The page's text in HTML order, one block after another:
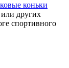
коньки
других
спортивного